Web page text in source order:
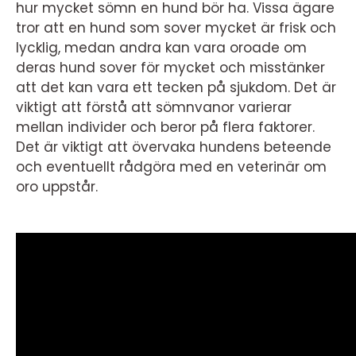
hur mycket sömn en hund bör ha. Vissa ägare
tror att en hund som sover mycket är frisk och
lycklig, medan andra kan vara oroade om
deras hund sover för mycket och misstänker
att det kan vara ett tecken på sjukdom. Det är
viktigt att förstå att sömnvanor varierar
mellan individer och beror på flera faktorer.
Det är viktigt att övervaka hundens beteende
och eventuellt rådgöra med en veterinär om
oro uppstår.